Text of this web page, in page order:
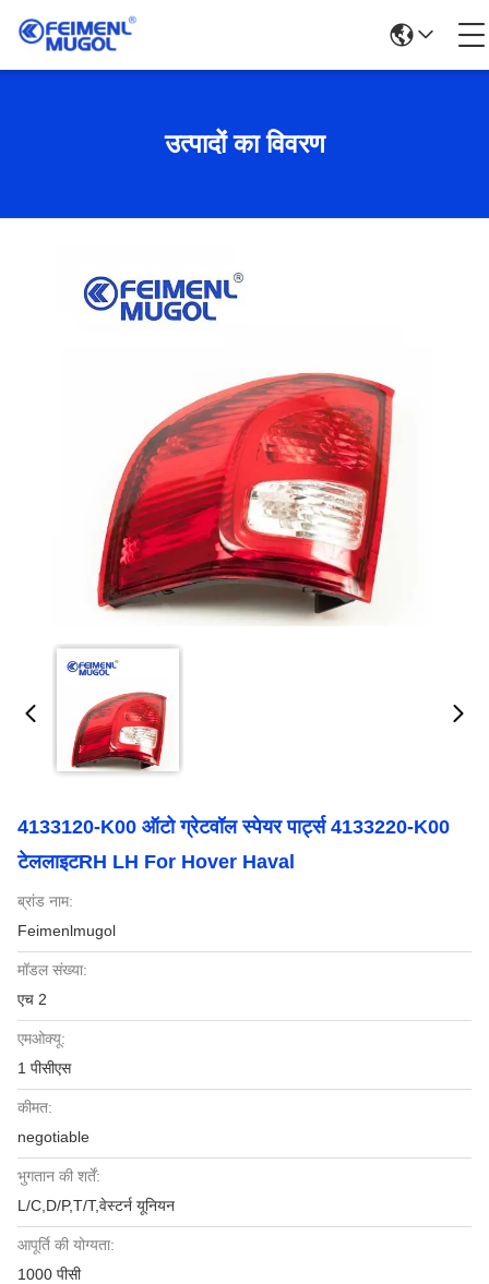
उत्पादों का विवरण
4133120-K00 ऑटो ग्रेटवॉल स्पेयर पार्ट्स 4133220-K00
टेललाइटRH LH For Hover Haval
ब्रांड नाम:
Feimenlmugol
मॉडल संख्या:
एच 2
एमओक्यू:
1 पीसीएस
कीमत:
negotiable
भुगतान की शर्तें:
L/C,D/P,T/T,वेस्टर्न यूनियन
आपूर्ति की योग्यता:
1000 पीसी